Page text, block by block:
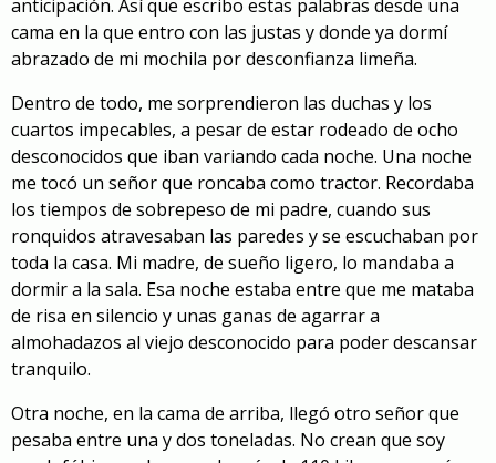
anticipación. Así que escribo estas palabras desde una
cama en la que entro con las justas y donde ya dormí
abrazado de mi mochila por desconfianza limeña.
Dentro de todo, me sorprendieron las duchas y los
cuartos impecables, a pesar de estar rodeado de ocho
desconocidos que iban variando cada noche. Una noche
me tocó un señor que roncaba como tractor. Recordaba
los tiempos de sobrepeso de mi padre, cuando sus
ronquidos atravesaban las paredes y se escuchaban por
toda la casa. Mi madre, de sueño ligero, lo mandaba a
dormir a la sala. Esa noche estaba entre que me mataba
de risa en silencio y unas ganas de agarrar a
almohadazos al viejo desconocido para poder descansar
tranquilo.
Otra noche, en la cama de arriba, llegó otro señor que
pesaba entre una y dos toneladas. No crean que soy